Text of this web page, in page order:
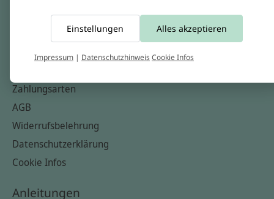
Informationen
Kontakt
Zahlungsarten
AGB
Widerrufsbelehrung
Datenschutzerklärung
Cookie Infos
Anleitungen
Einstellungen Alles akzeptieren
Impressum | DatenschutzhinweisCookie Infos